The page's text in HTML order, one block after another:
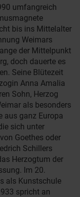
umfangreich
bis ins Mittelalter
Weimars
der Mittelpunkt
doch dauerte es
Seine Blütezeit
Anna Amalia
Sohn, Herzog
als besonders
aus ganz Europa
sich unter
Goethes oder
Schillers
Herzogtum der
Im 20.
als Kunstschule
spricht an